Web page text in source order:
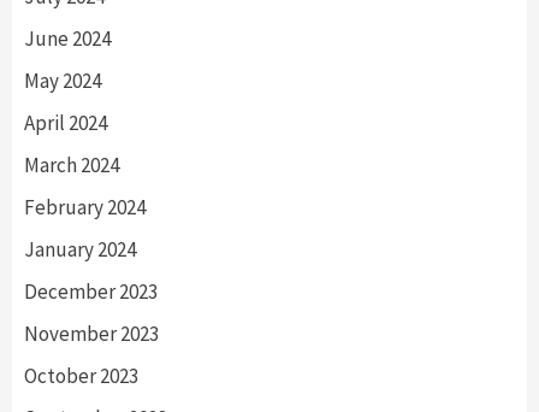
June 2024
May 2024
April 2024
March 2024
February 2024
January 2024
December 2023
November 2023
October 2023